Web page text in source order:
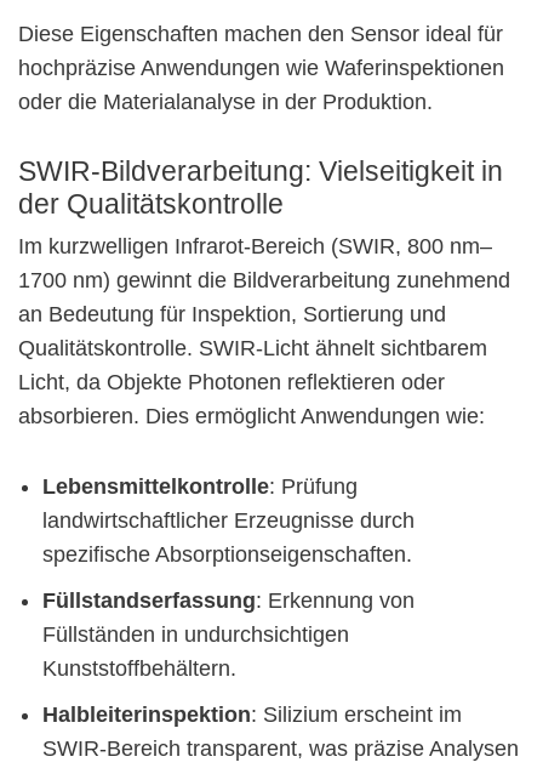
Diese Eigenschaften machen den Sensor ideal für
hochpräzise Anwendungen wie Waferinspektionen
oder die Materialanalyse in der Produktion.
SWIR-Bildverarbeitung: Vielseitigkeit in
der Qualitätskontrolle
Im kurzwelligen Infrarot-Bereich (SWIR, 800 nm–
1700 nm) gewinnt die Bildverarbeitung zunehmend
an Bedeutung für Inspektion, Sortierung und
Qualitätskontrolle. SWIR-Licht ähnelt sichtbarem
Licht, da Objekte Photonen reflektieren oder
absorbieren. Dies ermöglicht Anwendungen wie:
Lebensmittelkontrolle: Prüfung
landwirtschaftlicher Erzeugnisse durch
spezifische Absorptionseigenschaften.
Füllstandserfassung: Erkennung von
Füllständen in undurchsichtigen
Kunststoffbehältern.
Halbleiterinspektion: Silizium erscheint im
SWIR-Bereich transparent, was präzise Analysen